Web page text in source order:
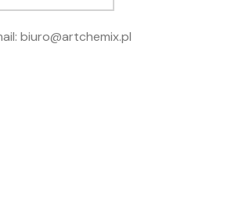
biuro@artchemix.pl